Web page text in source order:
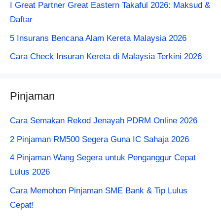
I Great Partner Great Eastern Takaful 2026: Maksud &
Daftar
5 Insurans Bencana Alam Kereta Malaysia 2026
Cara Check Insuran Kereta​ di Malaysia Terkini 2026
Pinjaman
Cara Semakan Rekod Jenayah PDRM Online 2026
2 Pinjaman RM500 Segera Guna IC Sahaja 2026
4 Pinjaman Wang Segera untuk Penganggur Cepat
Lulus 2026
Cara Memohon Pinjaman SME Bank & Tip Lulus
Cepat!